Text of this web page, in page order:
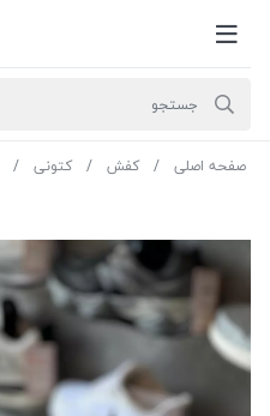
صفحه اصلی کفش کتونی